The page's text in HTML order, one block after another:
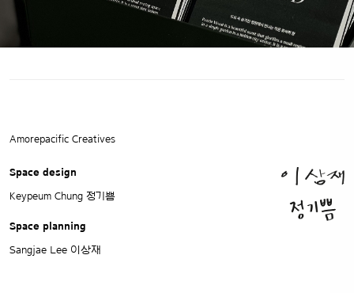
Amorepacific Creatives
Space design
Keypeum Chung 정기쁨
Space planning
Sangjae Lee 이상재